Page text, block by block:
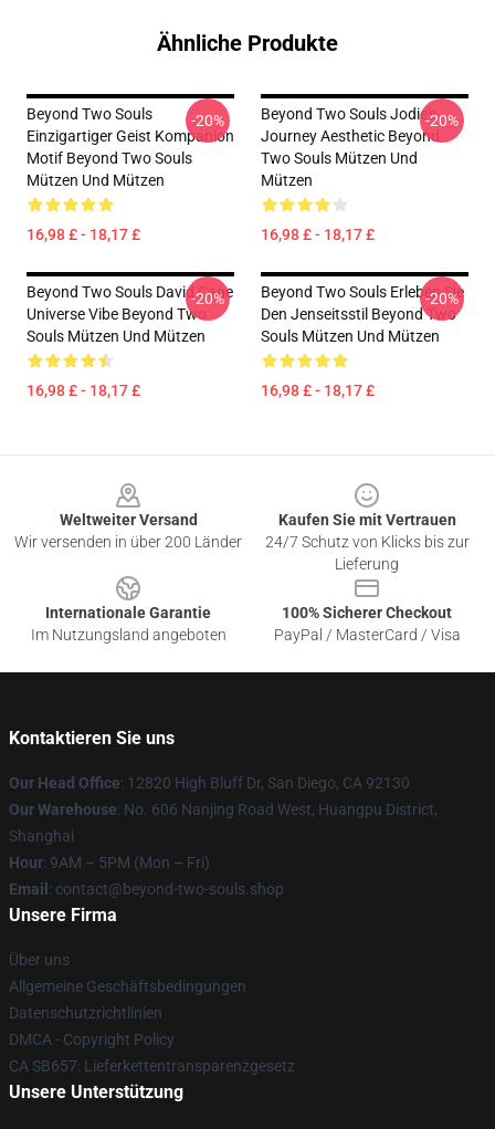
Ähnliche Produkte
Beyond Two Souls
Einzigartiger Geist Kompanion
Motif Beyond Two Souls
Mützen Und Mützen
16,98 £ - 18,17 £
-20%
Beyond Two Souls Jodie's
Journey Aesthetic Beyond
Two Souls Mützen Und
Mützen
16,98 £ - 18,17 £
-20%
Beyond Two Souls David Cage
Universe Vibe Beyond Two
Souls Mützen Und Mützen
16,98 £ - 18,17 £
-20%
Beyond Two Souls Erleben Sie
Den Jenseitsstil Beyond Two
Souls Mützen Und Mützen
16,98 £ - 18,17 £
-20%
Weltweiter Versand
Wir versenden in über 200 Länder
Kaufen Sie mit Vertrauen
24/7 Schutz von Klicks bis zur
Lieferung
Internationale Garantie
Im Nutzungsland angeboten
100% Sicherer Checkout
PayPal / MasterCard / Visa
Kontaktieren Sie uns
Our Head Office: 12820 High Bluff Dr, San Diego, CA 92130
Our Warehouse: No. 606 Nanjing Road West, Huangpu District,
Shanghai
Hour: 9AM – 5PM (Mon – Fri)
Email : contact@beyond-two-souls.shop
Unsere Firma
Über uns
Allgemeine Geschäftsbedingungen
Datenschutzrichtlinien
DMCA - Copyright Policy
CA SB657: Lieferkettentransparenzgesetz
Unsere Unterstützung